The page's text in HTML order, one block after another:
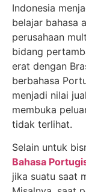
Indonesia
belajar bahasa
perusahaan
bidang
erat dengan
berbahasa
menjadi nilai
membuka
tidak terlihat.
Selain untuk
Bahasa
jika suatu saat